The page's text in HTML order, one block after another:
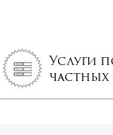
Услуги
частных